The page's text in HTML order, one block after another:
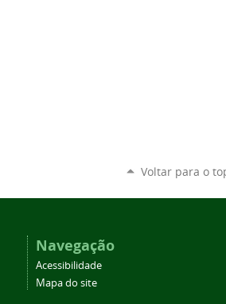
Voltar para o
Navegação
Acessibilidade
Mapa do site